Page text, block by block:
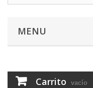
MENU
Carrito vacío